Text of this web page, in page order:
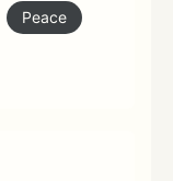
Peace